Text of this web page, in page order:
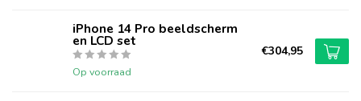
iPhone 14 Pro beeldscherm
en LCD set
Op voorraad
€304,95